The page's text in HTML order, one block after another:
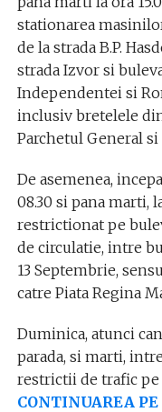
stationarea
de la strada B.P.
strada Izvor si
Independentei si
inclusiv bretelele
Parchetul General
De asemenea,
08.30 si pana marti,
restrictionat pe
de circulatie, intre
13 Septembrie,
catre Piata Regina
Duminica, atunci
parada, si marti,
restrictii de trafic
CONTINUAREA